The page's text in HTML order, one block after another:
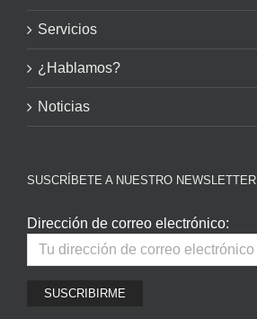
Servicios
¿Hablamos?
Noticias
SUSCRÍBETE A NUESTRO NEWSLETTER
Dirección de correo electrónico: